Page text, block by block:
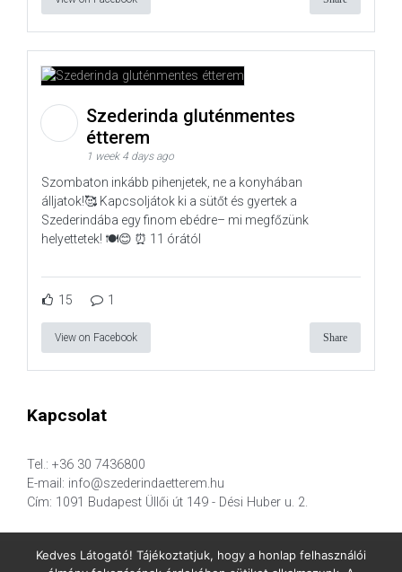
Szederinda gluténmentes
étterem
1 week 4 days ago
Szombaton inkább pihenjetek, ne a konyhában
álljatok!🥰 Kapcsoljátok ki a sütőt és gyertek a
Szederindába egy finom ebédre– mi megfőzünk
helyettetek! 🍽️😊 ⏰ 11 órától
15 1
View on Facebook Share
Kapcsolat
Tel.: +36 30 7436800
E-mail: info@szederindaetterem.hu
Cím: 1091 Budapest Üllői út 149 - Dési Huber u. 2.
Kedves Látogató! Tájékoztatjuk, hogy a honlap felhasználói